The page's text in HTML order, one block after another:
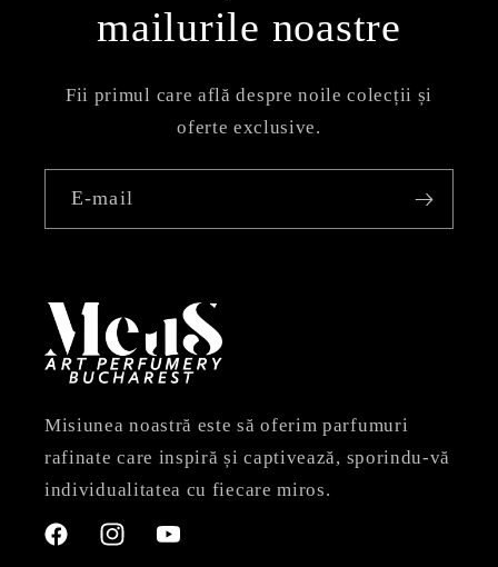
mailurile noastre
Fii primul care află despre noile colecții și
oferte exclusive.
E-mail
Misiunea noastră este să oferim parfumuri
rafinate care inspiră și captivează, sporindu-vă
individualitatea cu fiecare miros.
FacebookInstagramYouTube